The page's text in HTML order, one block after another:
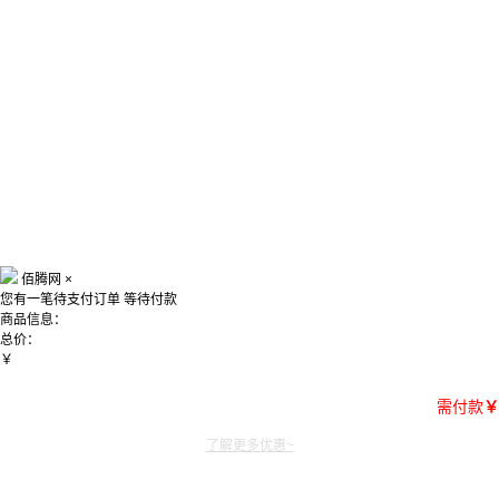
佰腾网 ×
您有一笔待支付订单 等待付款
商品信息：
总价：
￥
需付款￥
了解更多优惠~